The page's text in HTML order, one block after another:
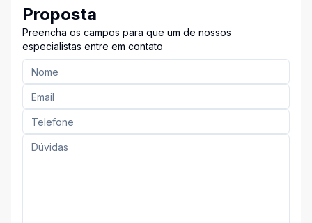
Proposta
Preencha os campos para que um de nossos
especialistas entre em contato